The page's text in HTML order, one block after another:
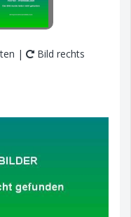
|
Bild rechts